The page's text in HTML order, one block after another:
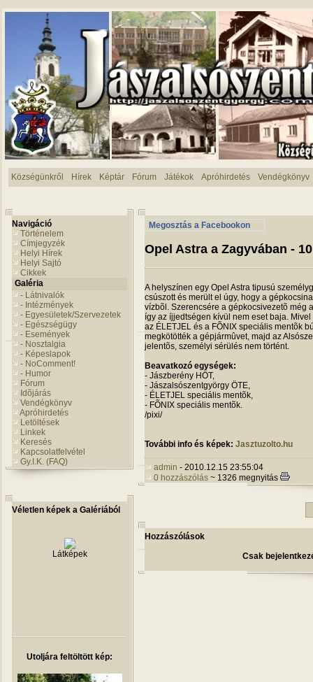
Községünkről Hírek Képtár Fórum Játékok Apróhirdetés Vendégkönyv
Navigáció
Történelem
Címjegyzék
Helyi Hírek
Helyi Sajtó
Cikkek
Galéria
- Látnivalók
- Intézmények
- Egyesületek/Szervezetek
- Egészségügy
- Események
- Nosztalgia
- Képeslapok
- NoComment!
- Humor
Fórum
Idõjárás
Vendégkönyv
Apróhirdetés
Letöltések
Linkek
Keresés
Kapcsolatfelvétel
Gy.I.K. (FAQ)
Véletlen képek a Galériából
Látképek
Utoljára feltöltött kép:
Megosztás a Facebookon
Opel Astra a Zagyvában -
A helyszínen egy Opel Astra tipusú
csúszott és merült el úgy, hogy a
vízbõl. Szerencsére a gépkocsivezetõ még
így az íjjedtségen kívül nem eset baja.
az ÉLETJEL és a FÕNIX speciális mentõk
megkötötték a gépjármûvet, majd az
jelentõs, személyi sérülés nem történt.
Beavatkozó egységek:
- Jászberény HÖT,
- Jászalsószentgyörgy ÖTE,
- ÉLETJEL speciális mentõk,
- FÕNIX speciális mentõk.
/pixi/
További info és képek: Jasztuzolto.hu
admin - 2010.12.15 23:55:04
0 hozzászólás ~ 1326 megnyitás
Hozzászólások
Csak